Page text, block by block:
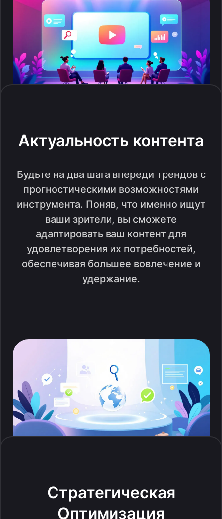
Актуальность контента
Будьте на два шага впереди трендов с
прогностическими возможностями
инструмента. Поняв, что именно ищут
ваши зрители, вы сможете
адаптировать ваш контент для
удовлетворения их потребностей,
обеспечивая большее вовлечение и
удержание.
Стратегическая
Оптимизация